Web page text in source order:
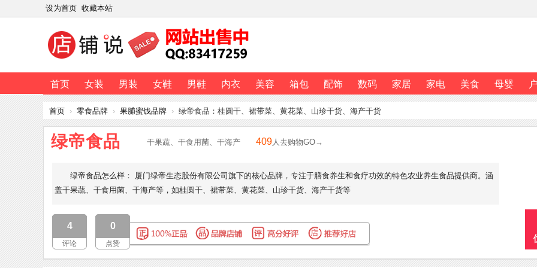
设为首页 收藏本站
首页 女装 男装 女鞋 男鞋 内衣 美容 箱包 配饰 数码 家居 家电 美食 母婴
首页 › 零食品牌 › 果脯蜜饯品牌 › 绿帝食品：桂圆干、裙带菜、黄花菜、山珍干货、海产干货
绿帝食品 干果蔬、干食用菌、干海产 409人去购物GO→
绿帝食品怎么样： 厦门绿帝生态股份有限公司旗下的核心品牌，专注于膳食养生和食疗功效的特色农业养生食品提供商。涵
盖干果蔬、干食用菌、干海产等，如桂圆干、裙带菜、黄花菜、山珍干货、海产干货等
4
评论
0
点赞